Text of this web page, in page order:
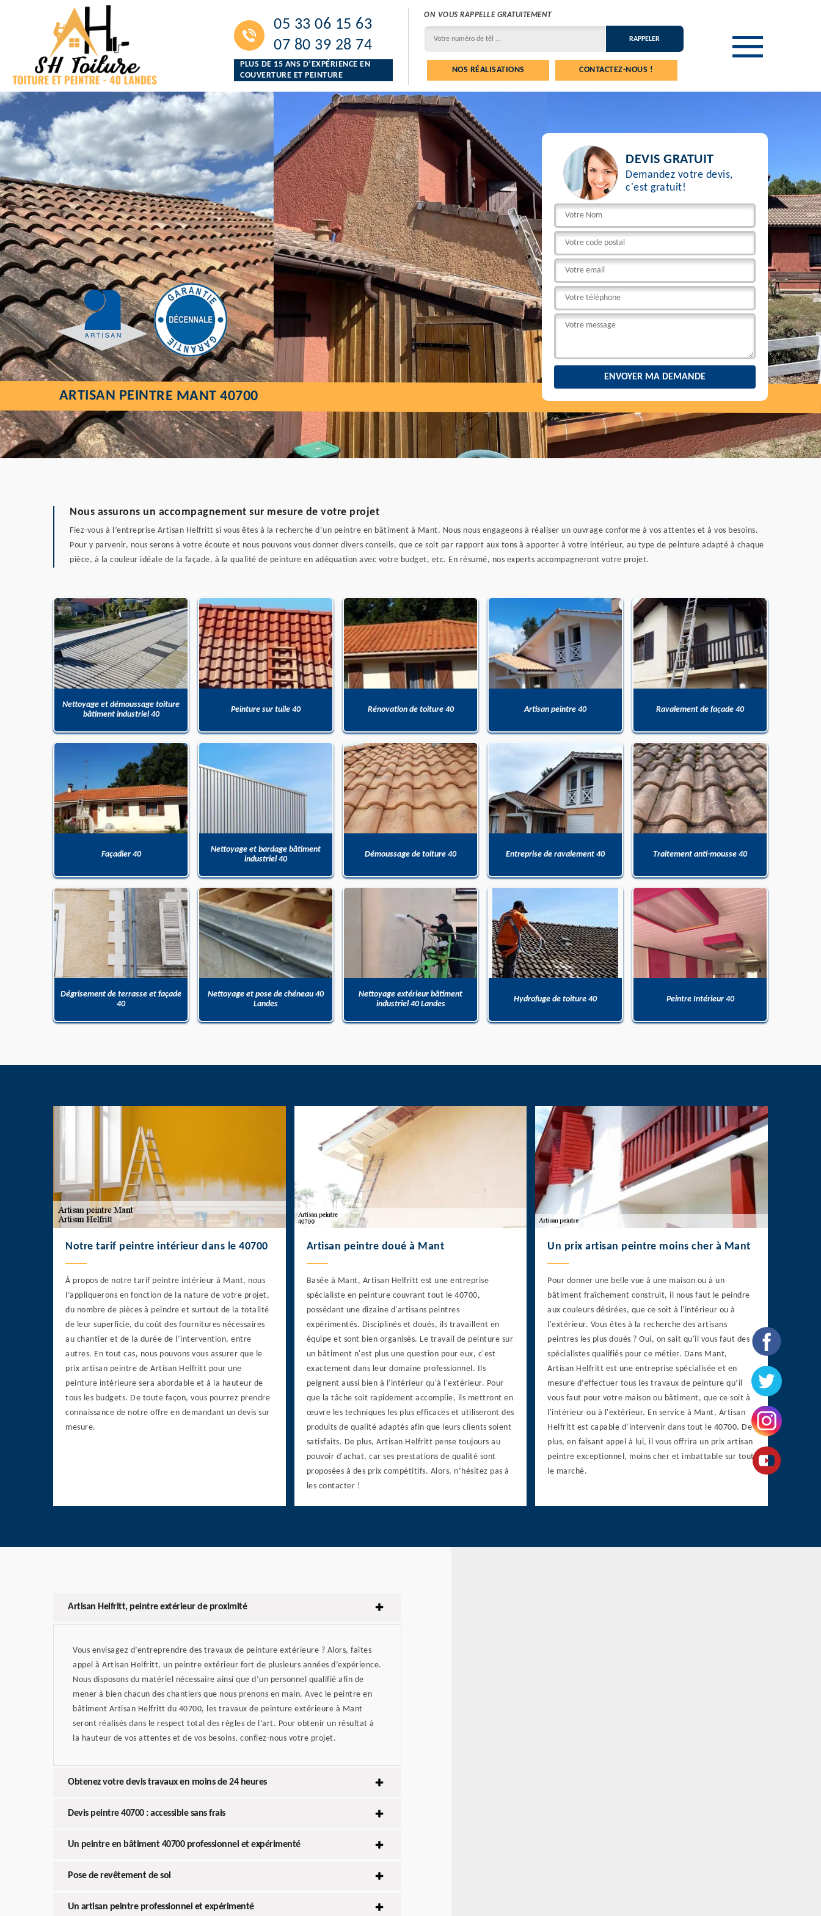
05 33 06 15 63
07 80 39 28 74
PLUS DE 15 ANS D’EXPÉRIENCE EN
COUVERTURE ET PEINTURE
ON VOUS RAPPELLE GRATUITEMENT
NOS RÉALISATIONS CONTACTEZ-NOUS !
DEVIS GRATUIT
Demandez votre devis,
c'est gratuit!
ARTISAN PEINTRE MANT 40700
Nous assurons un accompagnement sur mesure de votre projet
Fiez-vous à l’entreprise Artisan Helfritt si vous êtes à la recherche d’un peintre en bâtiment à Mant. Nous nous engageons à réaliser un ouvrage conforme à vos attentes et à vos besoins.
Pour y parvenir, nous serons à votre écoute et nous pouvons vous donner divers conseils, que ce soit par rapport aux tons à apporter à votre intérieur, au type de peinture adapté à chaque
pièce, à la couleur idéale de la façade, à la qualité de peinture en adéquation avec votre budget, etc. En résumé, nos experts accompagneront votre projet.
Nettoyage et démoussage toiture
bâtiment industriel 40
Peinture sur tuile 40 Rénovation de toiture 40 Artisan peintre 40 Ravalement de façade 40
Façadier 40
Nettoyage et bardage bâtiment
industriel 40
Démoussage de toiture 40 Entreprise de ravalement 40 Traitement anti-mousse 40
Dégrisement de terrasse et façade
40
Nettoyage et pose de chéneau 40
Landes
Nettoyage extérieur bâtiment
industriel 40 Landes
Hydrofuge de toiture 40 Peintre Intérieur 40
Notre tarif peintre intérieur dans le 40700
À propos de notre tarif peintre intérieur à Mant, nous
l’appliquerons en fonction de la nature de votre projet,
du nombre de pièces à peindre et surtout de la totalité
de leur superficie, du coût des fournitures nécessaires
au chantier et de la durée de l’intervention, entre
autres. En tout cas, nous pouvons vous assurer que le
prix artisan peintre de Artisan Helfritt pour une
peinture intérieure sera abordable et à la hauteur de
tous les budgets. De toute façon, vous pourrez prendre
connaissance de notre offre en demandant un devis sur
mesure.
Artisan peintre doué à Mant
Basée à Mant, Artisan Helfritt est une entreprise
spécialiste en peinture couvrant tout le 40700,
possédant une dizaine d'artisans peintres
expérimentés. Disciplinés et doués, ils travaillent en
équipe et sont bien organisés. Le travail de peinture sur
un bâtiment n'est plus une question pour eux, c'est
exactement dans leur domaine professionnel. Ils
peignent aussi bien à l'intérieur qu'à l'extérieur. Pour
que la tâche soit rapidement accomplie, ils mettront en
œuvre les techniques les plus efficaces et utiliseront des
produits de qualité adaptés afin que leurs clients soient
satisfaits. De plus, Artisan Helfritt pense toujours au
pouvoir d'achat, car ses prestations de qualité sont
proposées à des prix compétitifs. Alors, n’hésitez pas à
les contacter !
Un prix artisan peintre moins cher à Mant
Pour donner une belle vue à une maison ou à un
bâtiment fraîchement construit, il nous faut le peindre
aux couleurs désirées, que ce soit à l'intérieur ou à
l'extérieur. Vous êtes à la recherche des artisans
peintres les plus doués ? Oui, on sait qu'il vous faut des
spécialistes qualifiés pour ce métier. Dans Mant,
Artisan Helfritt est une entreprise spécialisée et en
mesure d’effectuer tous les travaux de peinture qu’il
vous faut pour votre maison ou bâtiment, que ce soit à
l'intérieur ou à l'extérieur. En service à Mant, Artisan
Helfritt est capable d’intervenir dans tout le 40700. De
plus, en faisant appel à lui, il vous offrira un prix artisan
peintre exceptionnel, moins cher et imbattable sur tout
le marché.
Artisan Helfritt, peintre extérieur de proximité
Vous envisagez d’entreprendre des travaux de peinture extérieure ? Alors, faites
appel à Artisan Helfritt, un peintre extérieur fort de plusieurs années d’expérience.
Nous disposons du matériel nécessaire ainsi que d’un personnel qualifié afin de
mener à bien chacun des chantiers que nous prenons en main. Avec le peintre en
bâtiment Artisan Helfritt du 40700, les travaux de peinture extérieure à Mant
seront réalisés dans le respect total des règles de l’art. Pour obtenir un résultat à
la hauteur de vos attentes et de vos besoins, confiez-nous votre projet.
Obtenez votre devis travaux en moins de 24 heures
Devis peintre 40700 : accessible sans frais
Un peintre en bâtiment 40700 professionnel et expérimenté
Pose de revêtement de sol
Un artisan peintre professionnel et expérimenté